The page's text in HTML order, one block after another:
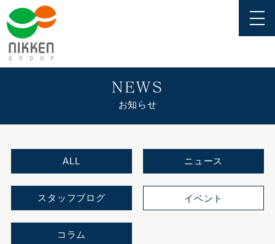
NEWS
お知らせ
ALL ニュース
スタッフブログ イベント
コラム